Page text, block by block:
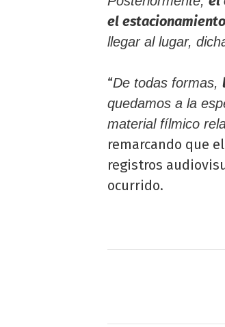
el estacionamiento
llegar al lugar,
“De todas formas,
quedamos a la
material fílmico
remarcando que
registros
ocurrido.